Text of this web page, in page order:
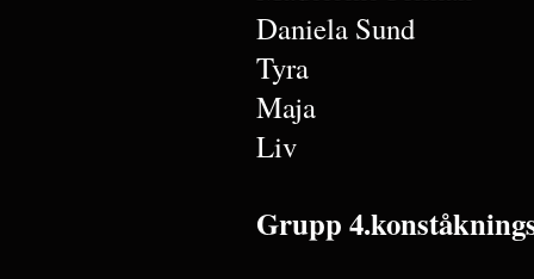
Daniela Sund
Tyra
Maja
Liv
Grupp